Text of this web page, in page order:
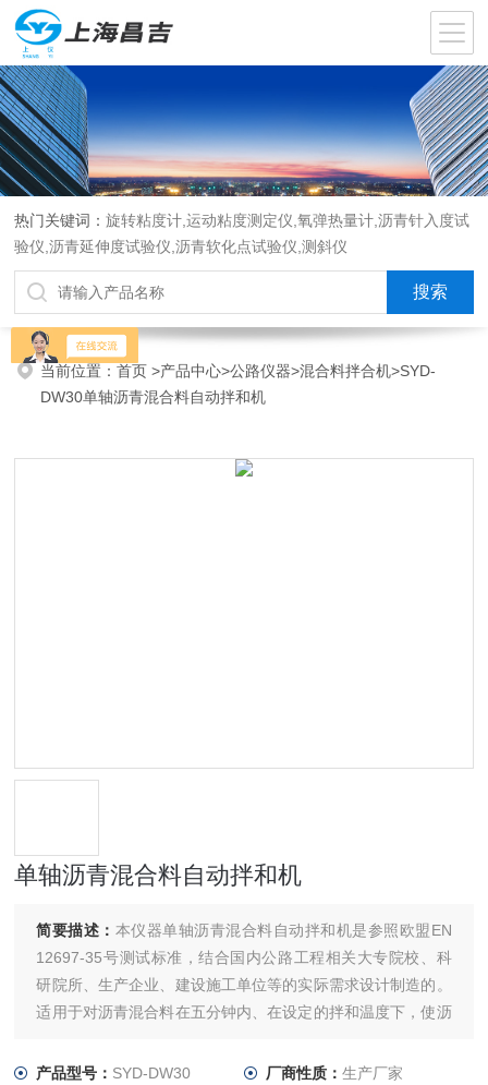
热门关键词：旋转粘度计,运动粘度测定仪,氧弹热量计,沥青针入度试
验仪,沥青延伸度试验仪,沥青软化点试验仪,测斜仪
当前位置：首页>产品中心>公路仪器>混合料拌合机>SYD-
DW30单轴沥青混合料自动拌和机
单轴沥青混合料自动拌和机
简要描述： 本仪器单轴沥青混合料自动拌和机是参照欧盟EN
12697-35号测试标准，结合国内公路工程相关大专院校、科
研院所、生产企业、建设施工单位等的实际需求设计制造的。
适用于对沥青混合料在五分钟内、在设定的拌和温度下，使沥
合拌和料，进而制作质量shangcheng的沥青混合料试件。
产品型号： SYD-DW30 厂商性质： 生产厂家